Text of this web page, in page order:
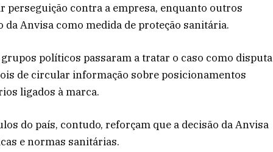
perseguição contra a empresa, enquanto outros
Anvisa como medida de proteção sanitária.
políticos passaram a tratar o caso como disputa
de circular informação sobre posicionamentos
ligados à marca.
do país, contudo, reforçam que a decisão da Anvisa
e normas sanitárias.